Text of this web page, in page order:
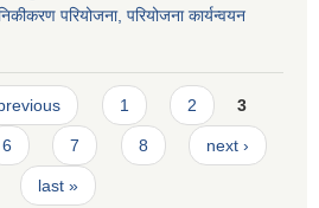
परियोजना, परियोजना कार्यन्वयन
1 2 3
6 7 8 next ›
last »